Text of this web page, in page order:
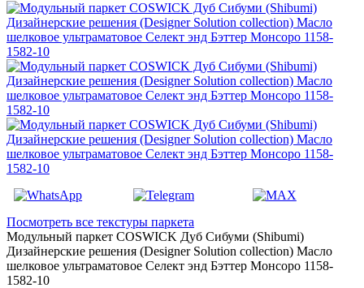
Посмотреть все текстуры паркета
Модульный паркет COSWICK Дуб Сибуми (Shibumi)
Дизайнерские решения (Designer Solution collection) Масло
шелковое ультраматовое Селект энд Бэттер Монсоро 1158-
1582-10